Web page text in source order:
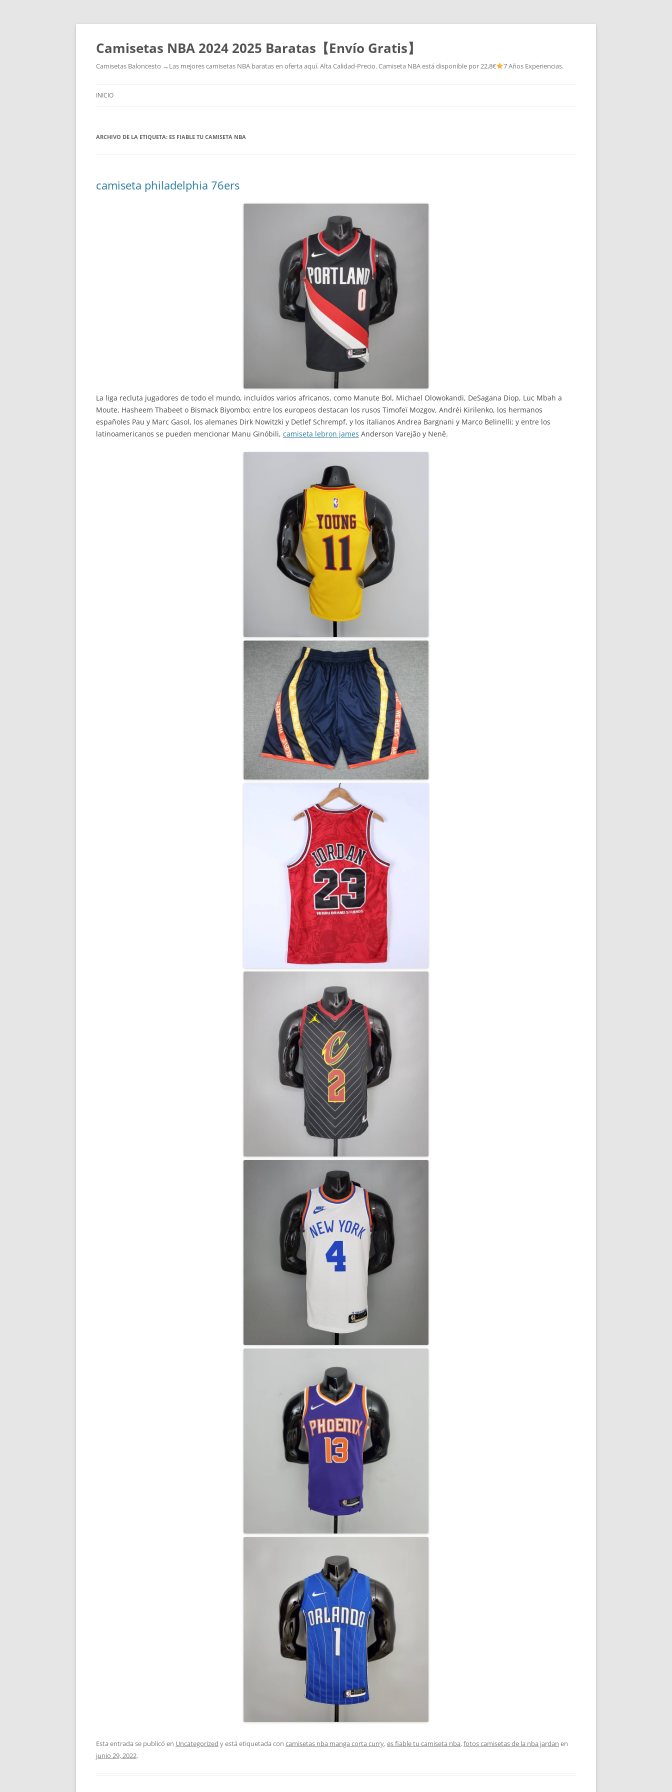
Camisetas NBA 2024 2025 Baratas【Envío Gratis】
Camisetas Baloncesto →Las mejores camisetas NBA baratas en oferta aquí. Alta Calidad-Precio. Camiseta NBA está disponible por 22,8€ 7 Años Experiencias.
INICIO
ARCHIVO DE LA ETIQUETA: ES FIABLE TU CAMISETA NBA
camiseta philadelphia 76ers
La liga recluta jugadores de todo el mundo, incluidos varios africanos, como Manute Bol, Michael Olowokandi, DeSagana Diop, Luc Mbah a
Moute, Hasheem Thabeet o Bismack Biyombo; entre los europeos destacan los rusos Timofeï Mozgov, Andréi Kirilenko, los hermanos
españoles Pau y Marc Gasol, los alemanes Dirk Nowitzki y Detlef Schrempf, y los italianos Andrea Bargnani y Marco Belinelli; y entre los
latinoamericanos se pueden mencionar Manu Ginóbili, camiseta lebron james Anderson Varejão y Nenê.
Esta entrada se publicó en Uncategorized y está etiquetada con camisetas nba manga corta curry,es fiable tu camiseta nba,fotos camisetas de la nba jardan en
junio 29, 2022.